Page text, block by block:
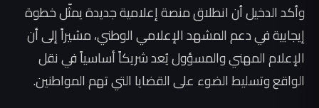
وأكد الدخيل أن انطلاق منصة إعلامية جديدة يمثّل خطوة
إيجابية في دعم المشهد الإعلامي الوطني، مشيراً إلى أن
الإعلام المهني والمسؤول يُعد شريكاً أساسياً في نقل
الواقع وتسليط الضوء على القضايا التي تهم المواطنين.